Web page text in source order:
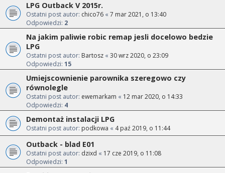
LPG Outback V 2015r.
Ostatni post autor: chico76 « 7 mar 2021, o 13:40
Odpowiedzi: 2
Na jakim paliwie robic remap jesli docelowo bedzie
LPG
Ostatni post autor: Bartosz « 30 wrz 2020, o 23:09
Odpowiedzi: 15
Umiejscownienie parownika szeregowo czy
równolegle
Ostatni post autor: ewemarkam « 12 mar 2020, o 14:33
Odpowiedzi: 4
Demontaż instalacji LPG
Ostatni post autor: podkowa « 4 paź 2019, o 11:44
Outback - blad E01
Ostatni post autor: dzixd « 17 cze 2019, o 11:08
Odpowiedzi: 1